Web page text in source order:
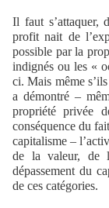
Il faut s’attaquer,
profit nait de
possible par la
indignés ou les «
ci. Mais même
a démontré –
propriété privée
conséquence du
capitalisme –
de la valeur, de
dépassement du
de ces catégories.